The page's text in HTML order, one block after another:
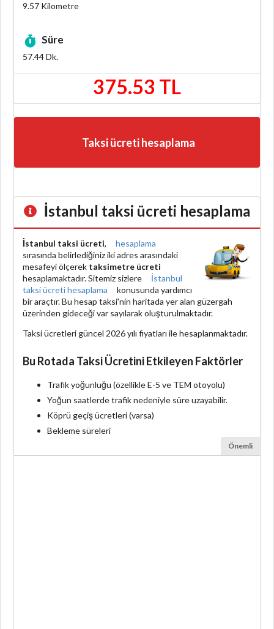
9.57 Kilometre
Süre
57.44Dk.
375.53 TL
Taksi ücreti hesaplama
İstanbul taksi ücreti hesaplama
İstanbul taksi ücreti,
hesaplama
sırasında belirlediğiniz iki adres arasındaki
mesafeyi ölçerek taksimetre ücreti
hesaplamaktadır. Sitemiz sizlere
İstanbul
taksi ücreti hesaplama
konusunda yardımcı
bir araçtır. Bu hesap taksi'nin haritada yer alan güzergah
üzerinden gideceği var sayılarak oluşturulmaktadır.
Taksi ücretleri güncel 2026 yılı fiyatları ile hesaplanmaktadır.
Bu Rotada Taksi Ücretini Etkileyen Faktörler
Trafik yoğunluğu (özellikle E-5 ve TEM otoyolu)
Yoğun saatlerde trafik nedeniyle süre uzayabilir.
Köprü geçiş ücretleri (varsa)
Bekleme süreleri
Önemli